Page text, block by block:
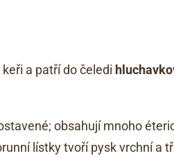
a patří do čeledi
obsahují mnoho
lístky tvoří pysk vrchní a